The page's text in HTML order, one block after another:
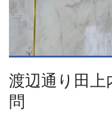
渡辺通り田
問